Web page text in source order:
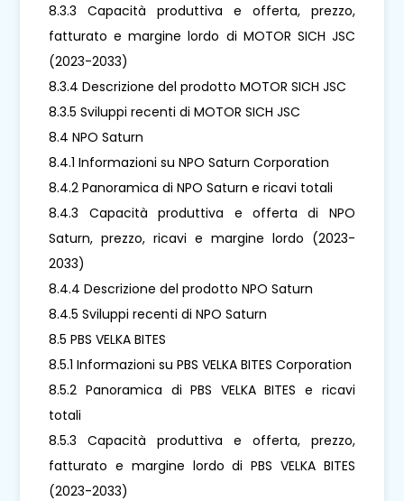
8.3.3 Capacità produttiva e offerta, prezzo,
fatturato e margine lordo di MOTOR SICH JSC
(2023-2033)
8.3.4 Descrizione del prodotto MOTOR SICH JSC
8.3.5 Sviluppi recenti di MOTOR SICH JSC
8.4 NPO Saturn
8.4.1 Informazioni su NPO Saturn Corporation
8.4.2 Panoramica di NPO Saturn e ricavi totali
8.4.3 Capacità produttiva e offerta di NPO
Saturn, prezzo, ricavi e margine lordo (2023-
2033)
8.4.4 Descrizione del prodotto NPO Saturn
8.4.5 Sviluppi recenti di NPO Saturn
8.5 PBS VELKA BITES
8.5.1 Informazioni su PBS VELKA BITES Corporation
8.5.2 Panoramica di PBS VELKA BITES e ricavi
totali
8.5.3 Capacità produttiva e offerta, prezzo,
fatturato e margine lordo di PBS VELKA BITES
(2023-2033)